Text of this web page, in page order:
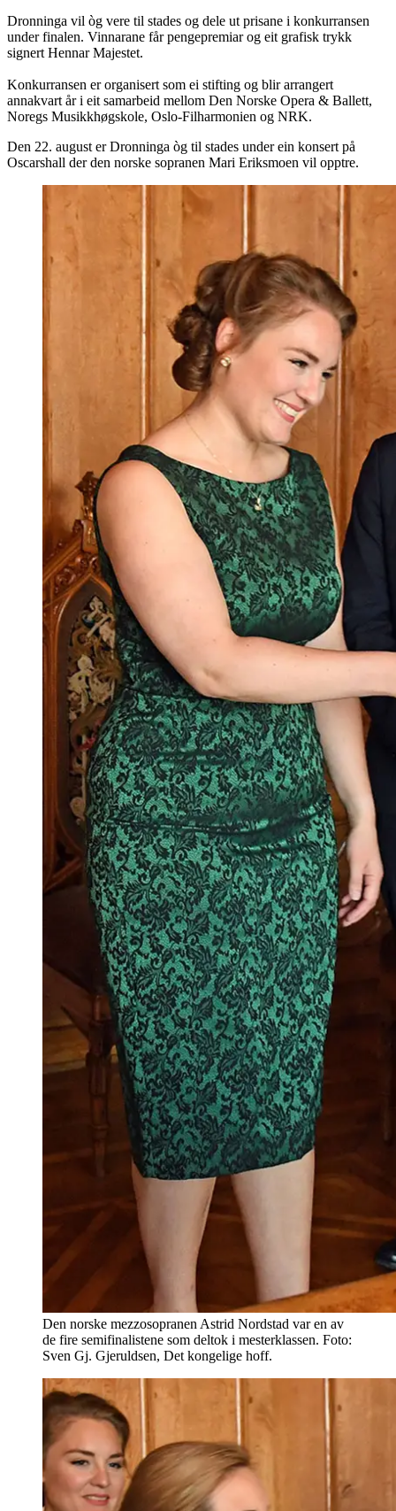
Dronninga vil òg vere til stades og dele ut prisane i konkurransen
under finalen. Vinnarane får pengepremiar og eit grafisk trykk
signert Hennar Majestet.
Konkurransen er organisert som ei stifting og blir arrangert
annakvart år i eit samarbeid mellom Den Norske Opera & Ballett,
Noregs Musikkhøgskole, Oslo-Filharmonien og NRK.
Den 22. august er Dronninga òg til stades under ein konsert på
Oscarshall der den norske sopranen Mari Eriksmoen vil opptre.
Den norske mezzosopranen Astrid Nordstad var en av
de fire semifinalistene som deltok i mesterklassen. Foto:
Sven Gj. Gjeruldsen, Det kongelige hoff.